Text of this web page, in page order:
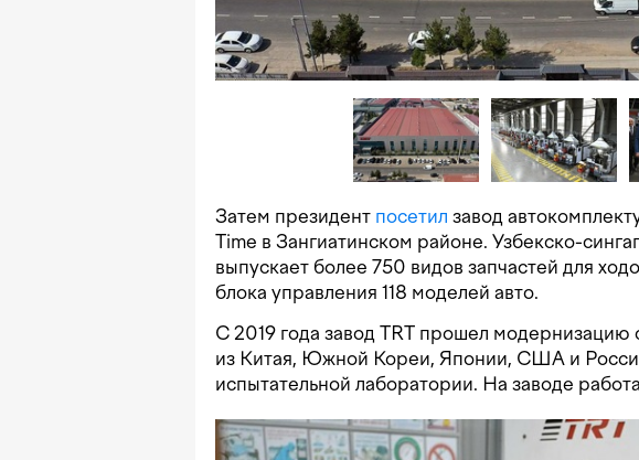
Затем президент посетил завод
Time в Зангиатинском районе. Узбекско-
выпускает более 750 видов запчастей для
блока управления 118 моделей авто.
С 2019 года завод TRT прошел модернизацию
из Китая, Южной Кореи, Японии, США и
испытательной лаборатории. На заводе